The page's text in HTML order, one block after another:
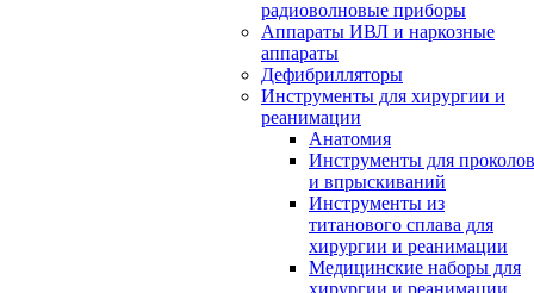
радиоволновые приборы
Аппараты ИВЛ и наркозные
аппараты
Дефибрилляторы
Инструменты для хирургии и
реанимации
Анатомия
Инструменты для проколов
и впрыскиваний
Инструменты из
титанового сплава для
хирургии и реанимации
Медицинские наборы для
хирургии и реанимации